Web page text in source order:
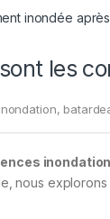
les
,
nous